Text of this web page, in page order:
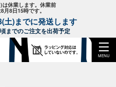
は休業します。休業前
月8日15時です。
土)までに発送します
までのご注文を出荷予定
MENU